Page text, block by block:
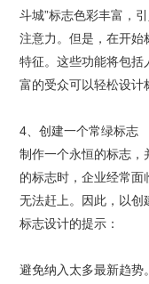
斗城”标志色彩丰富，
注意力。但是，在开始
特征。这些功能将包括
富的受众可以轻松设计
4、创建一个常绿标志
制作一个永恒的标志，
的标志时，企业经常
无法赶上。因此，以创
标志设计的提示：
避免纳入太多最新趋势。